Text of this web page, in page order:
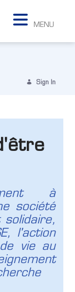
Sign In
MENU
à
société
l'action
vie au